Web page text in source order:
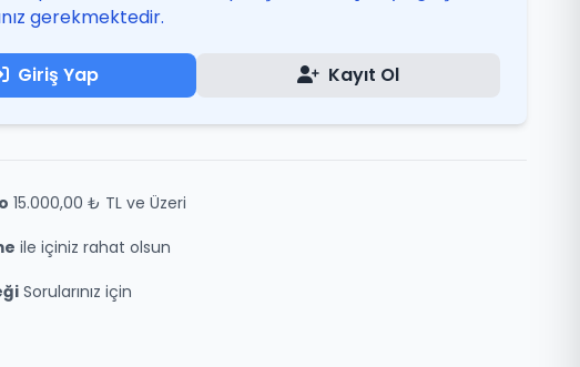
gerekmektedir.
Giriş Yap Kayıt Ol
15.000,00 ₺ TL ve Üzeri
ile içiniz rahat olsun
Sorularınız için